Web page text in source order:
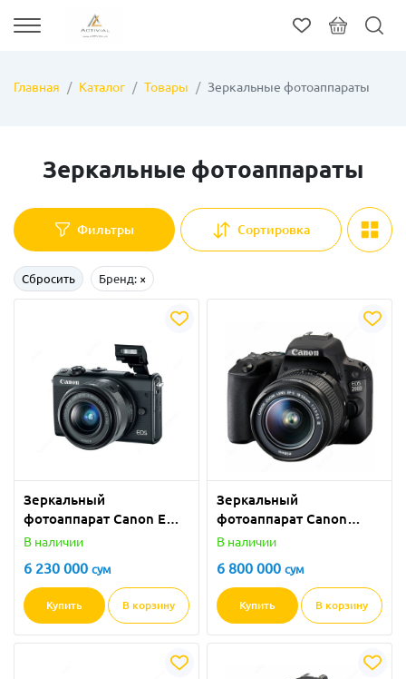
Главная Каталог Товары Зеркальные фотоаппараты
Зеркальные фотоаппараты
Фильтры Сортировка
Сбросить Бренд: ×
Зеркальный
фотоаппарат Canon EOS
M100
В наличии
6 230 000 сум
Купить В корзину
Зеркальный
фотоаппарат Canon
200D
В наличии
6 800 000 сум
Купить В корзину